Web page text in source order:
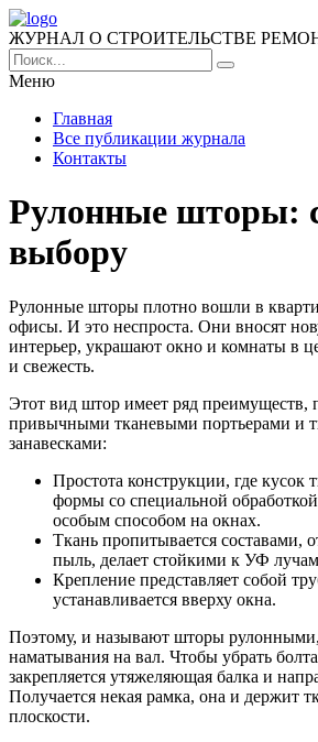
ЖУРНАЛ О СТРОИТЕЛЬСТВЕ
Меню
Главная
Все публикации журнала
Контакты
Рулонные шторы:
выбору
Рулонные шторы плотно вошли в
офисы. И это неспроста. Они вносят
интерьер, украшают окно и комнаты в
и свежесть.
Этот вид штор имеет ряд преимуществ,
привычными тканевыми портьерами и
занавесками:
Простота конструкции, где кусок
формы со специальной
особым способом на окнах.
Ткань пропитывается составами,
пыль, делает стойкими к УФ
Крепление представляет собой
устанавливается вверху окна.
Поэтому, и называют шторы
наматывания на вал. Чтобы убрать
закрепляется утяжеляющая балка и
Получается некая рамка, она и держит
плоскости.